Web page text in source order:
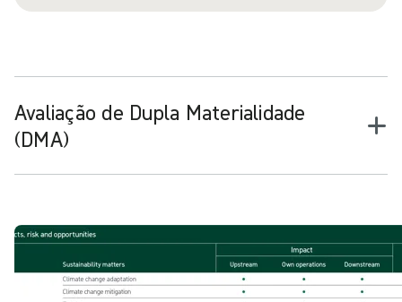
Avaliação de Dupla Materialidade
(DMA)